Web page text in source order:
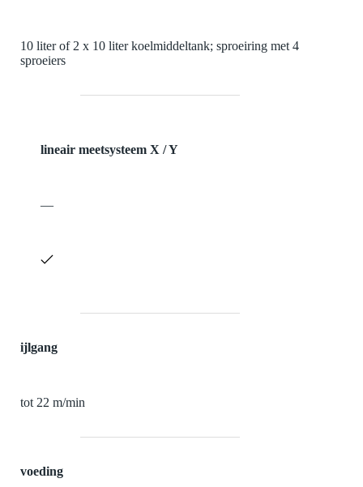
10 liter of 2 x 10 liter koelmiddeltank; sproeiring met 4
sproeiers
lineair meetsysteem X / Y
—
ijlgang
tot 22 m/min
voeding